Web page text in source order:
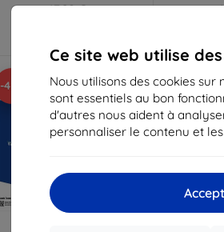
Ce site web utilise
Nous utilisons des cookies sur
sont essentiels au bon
d'autres nous aident à
personnaliser le contenu et
17,90 €
En stock > 5 pièces En
-42%